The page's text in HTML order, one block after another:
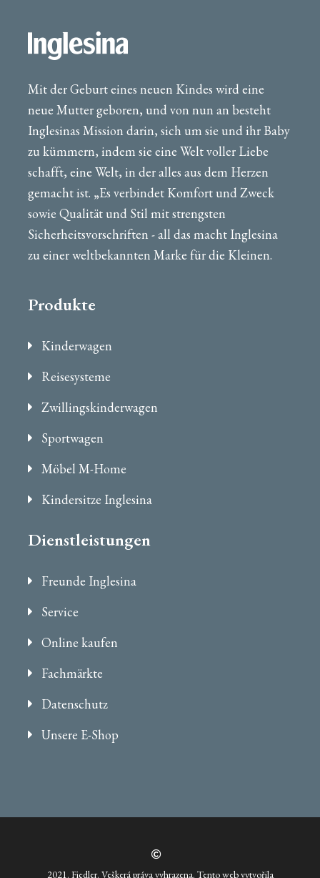
Mit der Geburt eines neuen Kindes wird eine
neue Mutter geboren, und von nun an besteht
Inglesinas Mission darin, sich um sie und ihr Baby
zu kümmern, indem sie eine Welt voller Liebe
schafft, eine Welt, in der alles aus dem Herzen
gemacht ist. „Es verbindet Komfort und Zweck
sowie Qualität und Stil mit strengsten
Sicherheitsvorschriften - all das macht Inglesina
zu einer weltbekannten Marke für die Kleinen.
Produkte
Kinderwagen
Reisesysteme
Zwillingskinderwagen
Sportwagen
Möbel M-Home
Kindersitze Inglesina
Dienstleistungen
Freunde Inglesina
Service
Online kaufen
Fachmärkte
Datenschutz
Unsere E-Shop
2021. Fiedler. Veškerá práva vyhrazena. Tento web vytvořila